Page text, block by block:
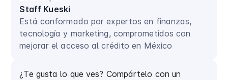
Staff Kueski
Está conformado por expertos en finanzas,
tecnología y marketing, comprometidos con
mejorar el acceso al crédito en México
¿Te gusta lo que ves? Compártelo con un